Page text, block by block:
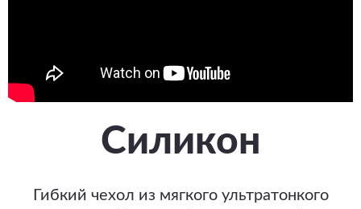
Силикон
Гибкий чехол из мягкого ультратонкого